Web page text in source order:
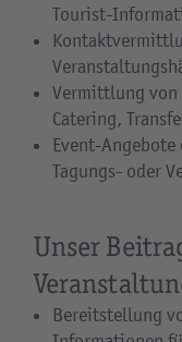
Tourist-
Vermittlung von
Catering,
Event-Angebote
Tagungs- oder
Unser
Bereitstellung